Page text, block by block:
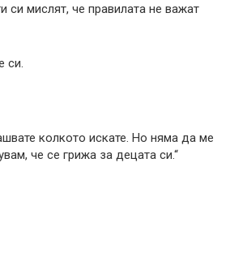
си мислят, че правилата не важат
си.
колкото искате. Но няма да ме
че се грижа за децата си.“